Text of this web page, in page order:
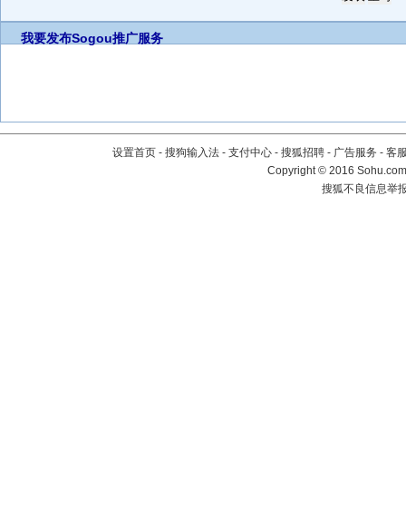
我要发布Sogou推广服务
设置首页 - 搜狗输入法 - 支付中心 - 搜狐招聘 - 广告服务 - 客
Copyright©2016
搜狐不良信息举